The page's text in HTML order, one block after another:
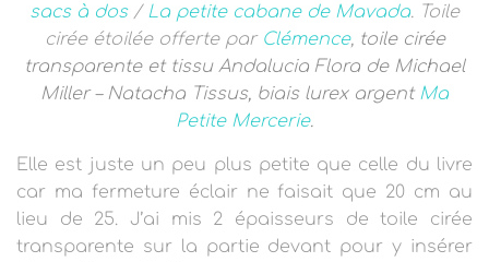
sacs à dos/ La petite cabane de Mavada. Toile
cirée étoilée offerte par Clémence, toile cirée
transparente et tissu Andalucia Flora de Michael
Miller – Natacha Tissus, biais lurex argent Ma
Petite Mercerie.
Elle est juste un peu plus petite que celle du livre
car ma fermeture éclair ne faisait que 20 cm au
lieu de 25. J’ai mis 2 épaisseurs de toile cirée
transparente sur la partie devant pour y insérer